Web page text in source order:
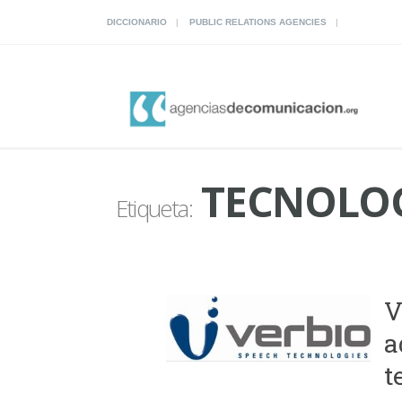
DICCIONARIO PUBLIC RELATIONS AGENCIES
Etiqueta: